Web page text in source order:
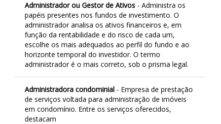
Administrador ou Gestor de Ativos - Administra os
papéis presentes nos fundos de investimento. O
administrador analisa os ativos financeiros e, em
função da rentabilidade e do risco de cada um,
escolhe os mais adequados ao perfil do fundo e ao
horizonte temporal do investidor. O termo
administrador é o mais correto, sob o prisma legal.
Administradora condominial - Empresa de prestação
de serviços voltada para administração de imóveis
em condomínio. Entre os serviços oferecidos,
destacam